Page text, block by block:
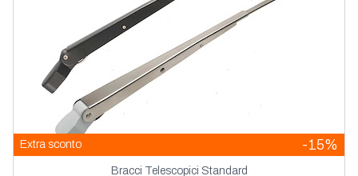
Extra sconto -15%
Bracci Telescopici Standard